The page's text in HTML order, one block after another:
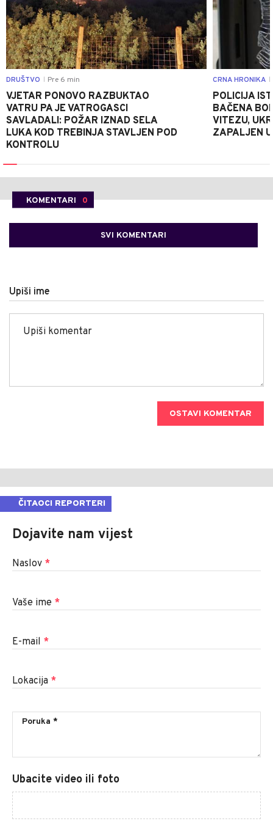
DRUŠTVO Pre 6 min
VJETAR PONOVO RAZBUKTAO
VATRU PA JE VATROGASCI
SAVLADALI: POŽAR IZNAD SELA
LUKA KOD TREBINJA STAVLJEN POD
KONTROLU
CRNA HRONIKA
POLICIJA
BAČENA
VITEZU,
ZAPALJEN
KOMENTARI 0
SVI KOMENTARI
Upiši ime
OSTAVI KOMENTAR
ČITAOCI REPORTERI
Dojavite nam vijest
Naslov *
Vaše ime *
E-mail *
Lokacija *
Ubacite video ili foto